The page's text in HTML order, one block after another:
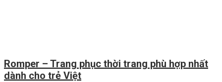
Romper – Trang phục thời trang phù hợp nhất
dành cho trẻ Việt